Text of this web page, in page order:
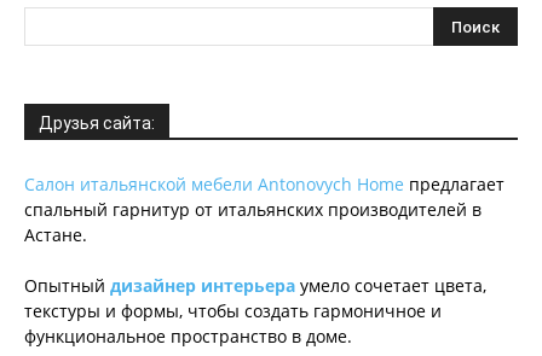
Друзья сайта:
Салон итальянской мебели Antonovych Home предлагает
спальный гарнитур от итальянских производителей в
Астане.
Опытный дизайнер интерьера умело сочетает цвета,
текстуры и формы, чтобы создать гармоничное и
функциональное пространство в доме.